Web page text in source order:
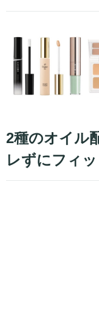
2種のオイル
レずにフィッ